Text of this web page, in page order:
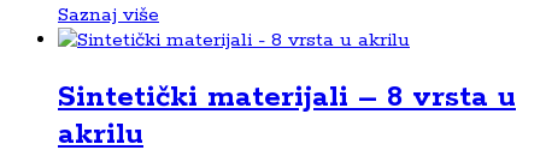
Saznaj više
Sintetički materijali – 8 vrsta u
akrilu